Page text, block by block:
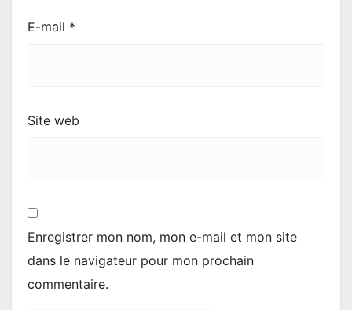
E-mail *
Site web
Enregistrer mon nom, mon e-mail et mon site
dans le navigateur pour mon prochain
commentaire.